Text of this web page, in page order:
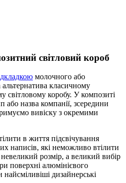
світловий короб
молочного або
класичному
світловому коробу. У композиті
або назва компанії, зсередини
вивіску з окремими
в життя підсвічування
написів, які неможливо втілити
невеликий розмір, а великий вибір
поверхні алюмінієвого
дизайнерські